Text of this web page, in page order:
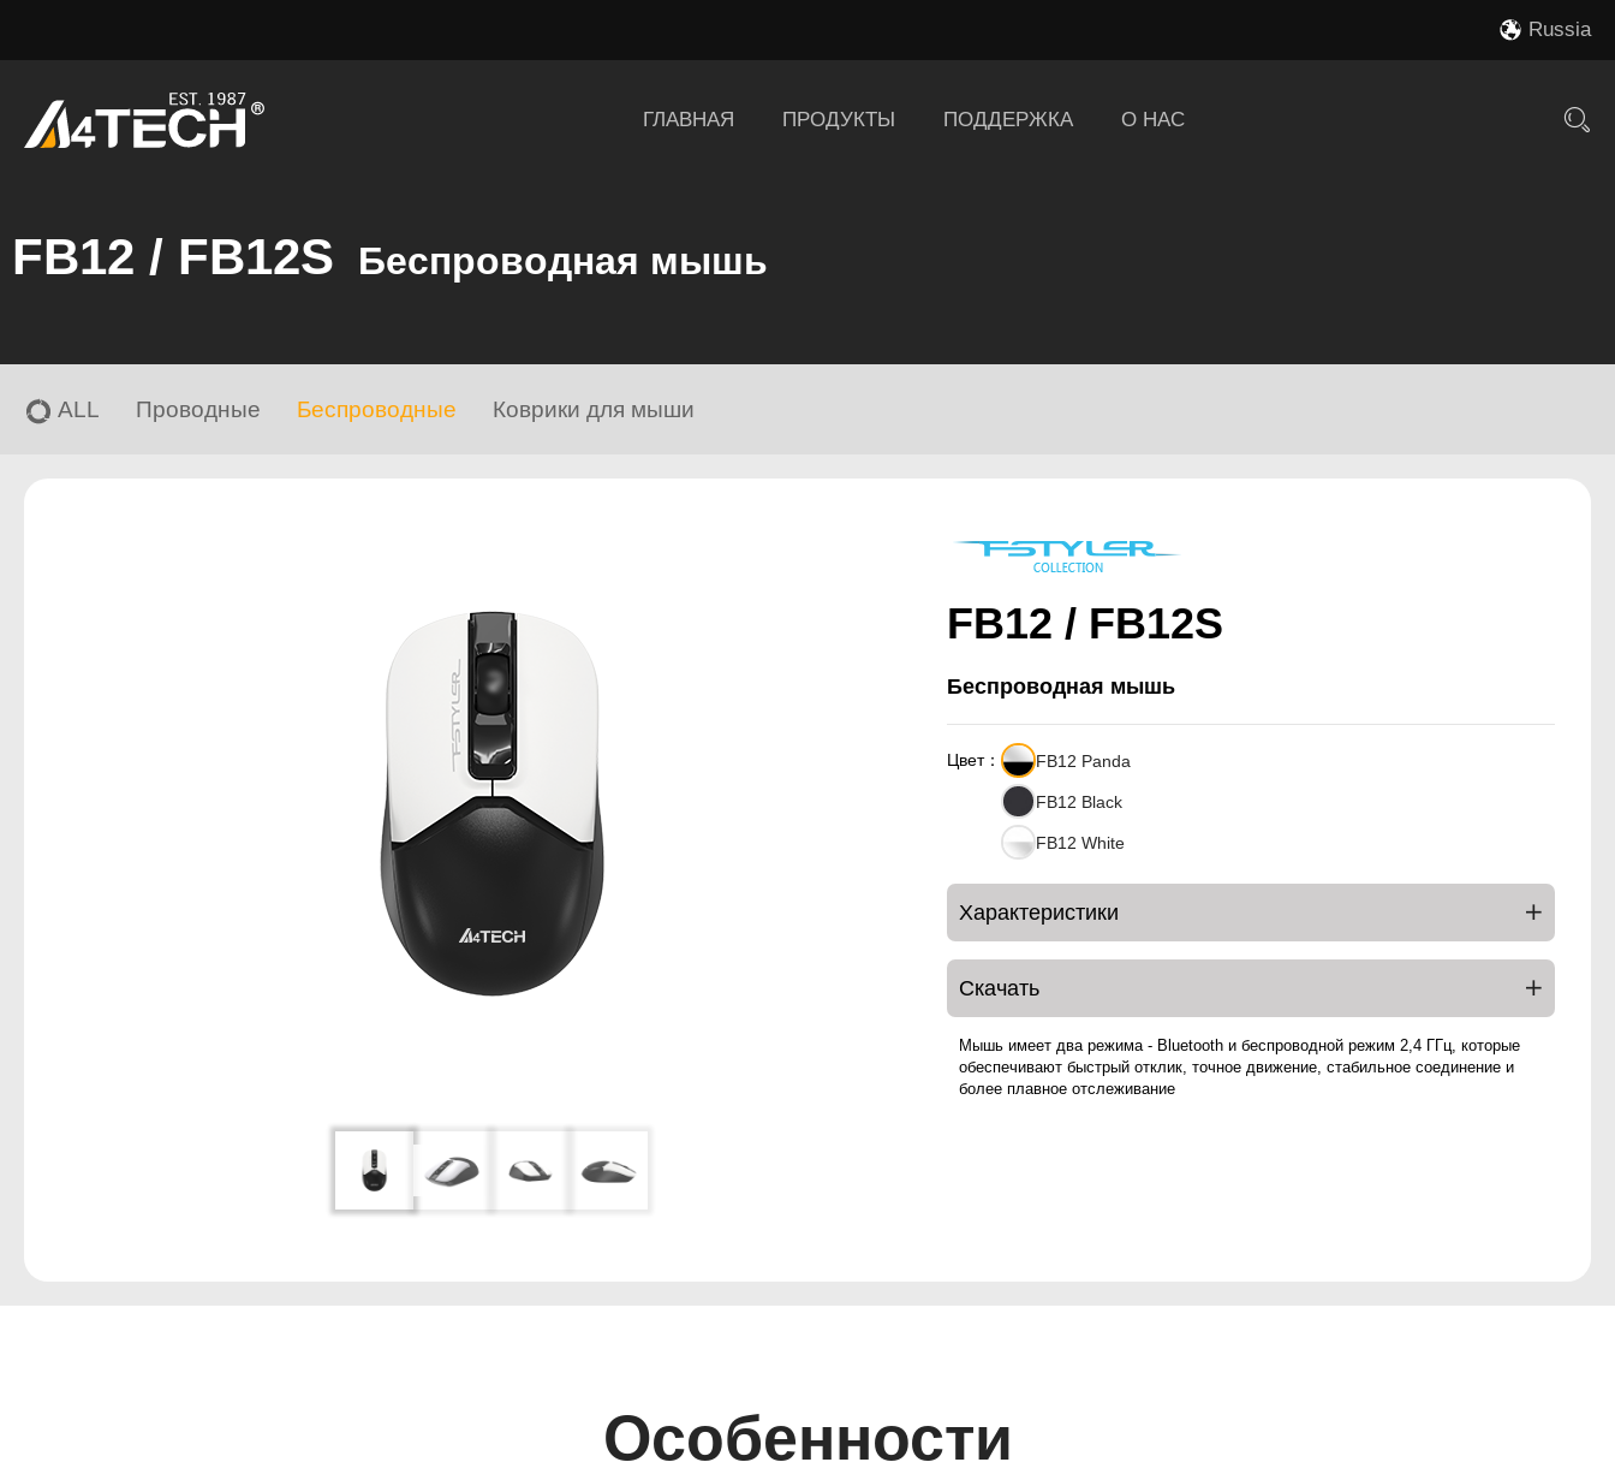
Russia
ГЛАВНАЯ ПРОДУКТЫ ПОДДЕРЖКА О НАС
FB12 / FB12S Беспроводная мышь
ALL Проводные Беспроводные Коврики для мыши
FB12 / FB12S
Беспроводная мышь
Цвет： FB12 Panda
FB12 Black
FB12 White
Характеристики
Скачать
Мышь имеет два режима - Bluetooth и беспроводной режим 2,4 ГГц, которые
обеспечивают быстрый отклик, точное движение, стабильное соединение и
более плавное отслеживание
Особенности